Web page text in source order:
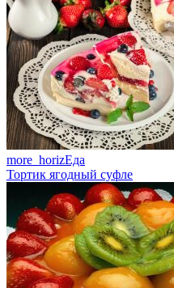
more_horizЕда
Тортик ягодный суфле